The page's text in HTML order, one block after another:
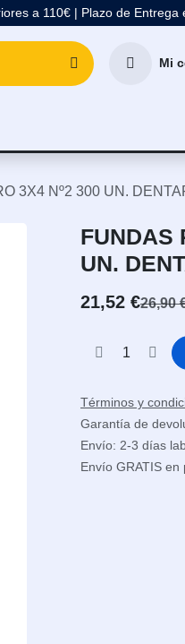
a 110€ | Plazo de Entrega
Mi
3X4 Nº2 300 UN.
FUNDAS
UN.
21,52 €26,90
Términos y
Garantía de
Envío: 2-3 días
Envío GRATIS